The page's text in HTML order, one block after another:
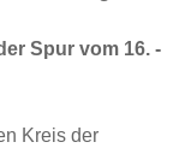
Spur vom 16. -
Kreis der